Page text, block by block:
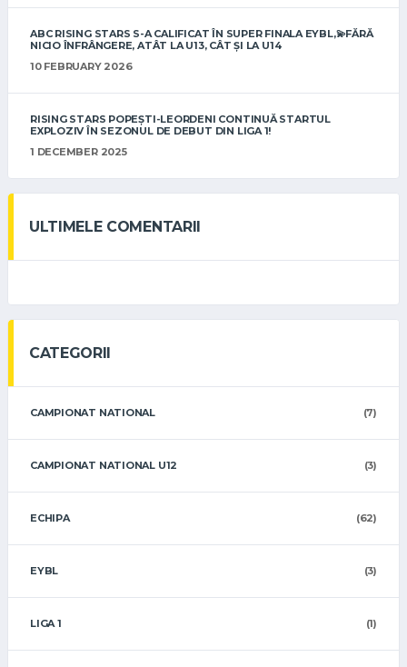
ABC RISING STARS S-A CALIFICAT ÎN SUPER FINALA EYBL,💫FĂRĂ
NICIO ÎNFRÂNGERE, ATÂT LA U13, CÂT ȘI LA U14
10 FEBRUARY 2026
RISING STARS POPEȘTI-LEORDENI CONTINUĂ STARTUL
EXPLOZIV ÎN SEZONUL DE DEBUT DIN LIGA 1!
1 DECEMBER 2025
ULTIMELE COMENTARII
CATEGORII
CAMPIONAT NATIONAL (7)
CAMPIONAT NATIONAL U12 (3)
ECHIPA (62)
EYBL (3)
LIGA 1 (1)